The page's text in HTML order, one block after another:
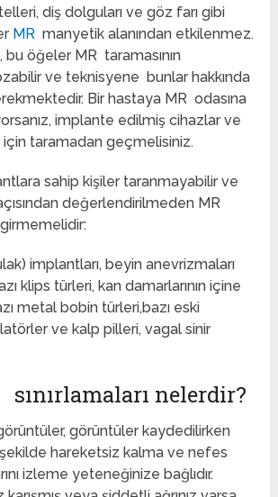
diş dolguları ve göz farı gibi
MR manyetik alanından etkilenmez.
bu öğeler MR taramasının
ve teknisyene bunlar hakkında
Bir hastaya MR odasına
implante edilmiş cihazlar ve
taramadan geçmelisiniz.
sahip kişiler taranmayabilir ve
değerlendirilmeden MR
implantları, beyin anevrizmaları
klips türleri, kan damarlarının içine
metal bobin türleri,bazı eski
ve kalp pilleri, vagal sinir
nelerdir?
görüntüler kaydedilirken
hareketsiz kalma ve nefes
izleme yeteneğinize bağlıdır.